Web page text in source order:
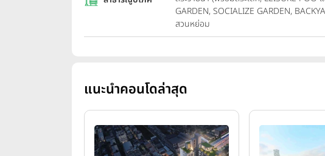
GARDEN, SOCIALIZE GARDEN,
สวนหย่อม
แนะนำคอนโดล่าสุด